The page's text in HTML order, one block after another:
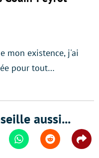
mon existence, j'ai
pour tout…
aussi...
WhatsappReddit